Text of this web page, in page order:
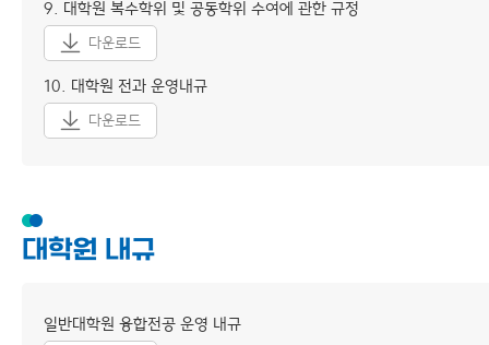
9. 대학원 복수학위 및 공동학위 수여에 관한 규정
다운로드
10. 대학원 전과 운영내규
다운로드
대학원 내규
일반대학원 융합전공 운영 내규